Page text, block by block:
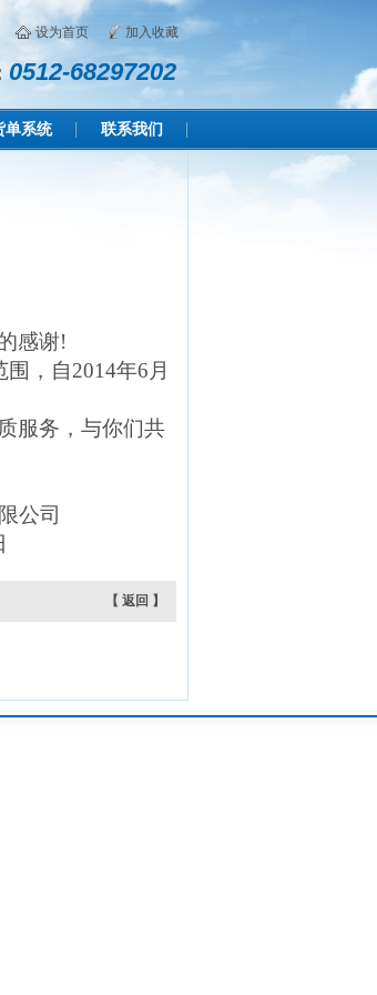
设为首页 加入收藏
0512-68297202
单系统 联系我们
感谢!
围，自2014年6 月
服务，与你们共
司
【 返回 】